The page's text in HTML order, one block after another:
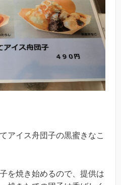
アイス舟団子の黒蜜きなこ
を焼き始めるので、提供は